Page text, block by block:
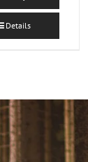
Details